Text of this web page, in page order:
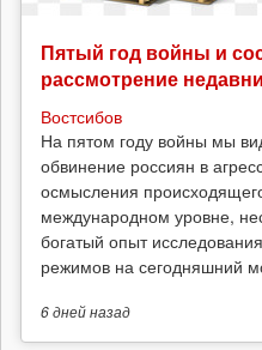
Пятый год войны и
рассмотрение
Востсибов
На пятом году войны мы
обвинение россиян в
осмысления
международном уровне,
богатый опыт
режимов на сегодняшний
6 днейназад